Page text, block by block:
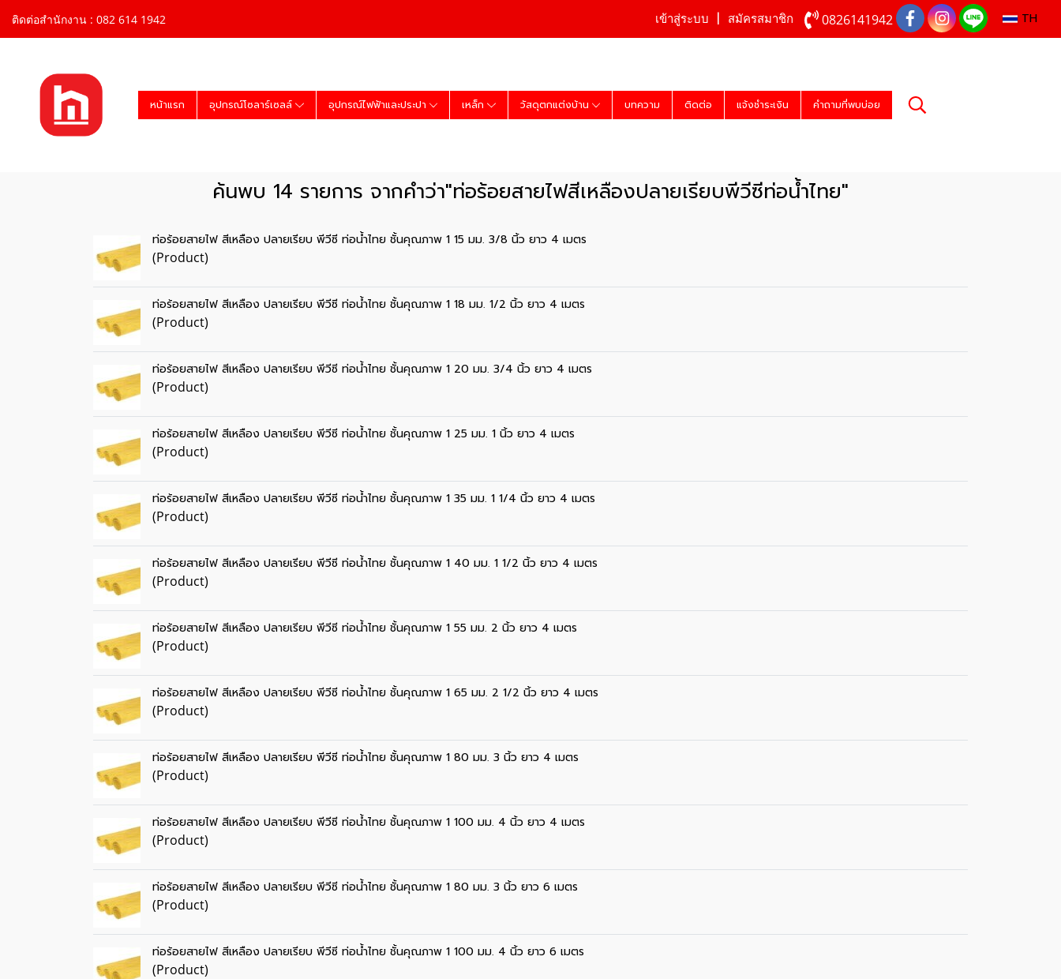
ติดต่อสำนักงาน : 082 614 1942 เข้าสู่ระบบ สมัครสมาชิก 0826141942 TH
หน้าแรก อุปกรณ์โซลาร์เซลล์ อุปกรณ์ไฟฟ้าและประปา เหล็ก วัสดุตกแต่งบ้าน บทความ ติดต่อ แจ้งชำระเงิน คำถามที่พบบ่อย
ค้นพบ 14 รายการ จากคำว่า"ท่อร้อยสายไฟสีเหลืองปลายเรียบพีวีซีท่อน้ำไทย"
ท่อร้อยสายไฟ สีเหลือง ปลายเรียบ พีวีซี ท่อน้ำไทย ชั้นคุณภาพ 1 15 มม. 3/8 นิ้ว ยาว 4 เมตร
(Product)
ท่อร้อยสายไฟ สีเหลือง ปลายเรียบ พีวีซี ท่อน้ำไทย ชั้นคุณภาพ 1 18 มม. 1/2 นิ้ว ยาว 4 เมตร
(Product)
ท่อร้อยสายไฟ สีเหลือง ปลายเรียบ พีวีซี ท่อน้ำไทย ชั้นคุณภาพ 1 20 มม. 3/4 นิ้ว ยาว 4 เมตร
(Product)
ท่อร้อยสายไฟ สีเหลือง ปลายเรียบ พีวีซี ท่อน้ำไทย ชั้นคุณภาพ 1 25 มม. 1 นิ้ว ยาว 4 เมตร
(Product)
ท่อร้อยสายไฟ สีเหลือง ปลายเรียบ พีวีซี ท่อน้ำไทย ชั้นคุณภาพ 1 35 มม. 1 1/4 นิ้ว ยาว 4 เมตร
(Product)
ท่อร้อยสายไฟ สีเหลือง ปลายเรียบ พีวีซี ท่อน้ำไทย ชั้นคุณภาพ 1 40 มม. 1 1/2 นิ้ว ยาว 4 เมตร
(Product)
ท่อร้อยสายไฟ สีเหลือง ปลายเรียบ พีวีซี ท่อน้ำไทย ชั้นคุณภาพ 1 55 มม. 2 นิ้ว ยาว 4 เมตร
(Product)
ท่อร้อยสายไฟ สีเหลือง ปลายเรียบ พีวีซี ท่อน้ำไทย ชั้นคุณภาพ 1 65 มม. 2 1/2 นิ้ว ยาว 4 เมตร
(Product)
ท่อร้อยสายไฟ สีเหลือง ปลายเรียบ พีวีซี ท่อน้ำไทย ชั้นคุณภาพ 1 80 มม. 3 นิ้ว ยาว 4 เมตร
(Product)
ท่อร้อยสายไฟ สีเหลือง ปลายเรียบ พีวีซี ท่อน้ำไทย ชั้นคุณภาพ 1 100 มม. 4 นิ้ว ยาว 4 เมตร
(Product)
ท่อร้อยสายไฟ สีเหลือง ปลายเรียบ พีวีซี ท่อน้ำไทย ชั้นคุณภาพ 1 80 มม. 3 นิ้ว ยาว 6 เมตร
(Product)
ท่อร้อยสายไฟ สีเหลือง ปลายเรียบ พีวีซี ท่อน้ำไทย ชั้นคุณภาพ 1 100 มม. 4 นิ้ว ยาว 6 เมตร
(Product)